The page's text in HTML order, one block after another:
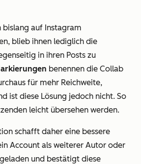
bislang auf Instagram
blieb ihnen lediglich die
in ihren Posts zu
benennen die Collab
für mehr Reichweite,
ist diese Lösung jedoch nicht. So
leicht übersehen werden.
schafft daher eine bessere
Account als weiterer Autor oder
und bestätigt diese